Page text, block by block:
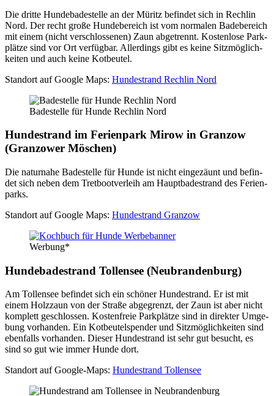
Die drit­te Hun­de­ba­de­stel­le an der Müritz befin­det sich in Rech­lin
Nord. Der recht gro­ße Hun­de­be­reich ist vom nor­ma­len Bade­be­reich
mit einem (nicht ver­schlos­se­nen) Zaun abge­trennt. Kos­ten­lo­se Park­
plät­ze sind vor Ort ver­füg­bar. Aller­dings gibt es kei­ne Sitz­mög­lich­
kei­ten und auch kei­ne Kot­beu­tel.
Stand­ort auf Goog­le Maps: Hun­de­strand Rech­lin Nord
Bade­stel­le für Hun­de Rech­lin Nord
Hun­de­strand im Feri­en­park Mirow in Gran­zow
(Gran­zower Möschen)
Die natur­na­he Bade­stel­le für Hun­de ist nicht ein­ge­zäunt und befin­
det sich neben dem Tret­boot­ver­leih am Haupt­ba­de­strand des Feri­en­
parks.
Stand­ort auf Goog­le Maps: Hun­de­strand Gran­zow
Wer­bung*
Hun­de­ba­de­strand Tol­len­see (Neu­bran­den­burg)
Am Tol­len­see befin­det sich ein schö­ner Hun­de­strand. Er ist mit
einem Holz­zaun von der Stra­ße abge­grenzt, der Zaun ist aber nicht
kom­plett geschlos­sen. Kos­ten­freie Park­plät­ze sind in direk­ter Umge­
bung vor­han­den. Ein Kot­beu­tel­spen­der und Sitz­mög­lich­kei­ten sind
eben­falls vor­han­den. Die­ser Hun­de­strand ist sehr gut besucht, es
sind so gut wie immer Hun­de dort.
Stand­ort auf Goog­le-Maps: Hun­de­strand Tol­len­see